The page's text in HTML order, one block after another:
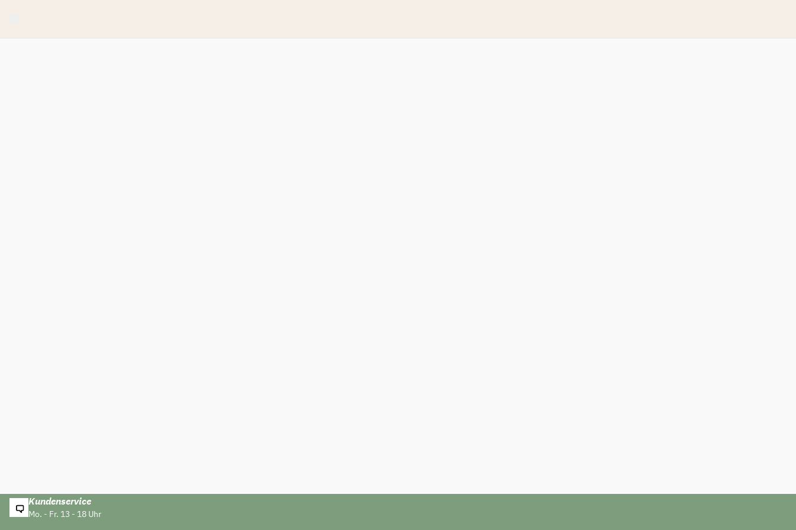
Kundenservice
Mo. - Fr. 13 - 18 Uhr